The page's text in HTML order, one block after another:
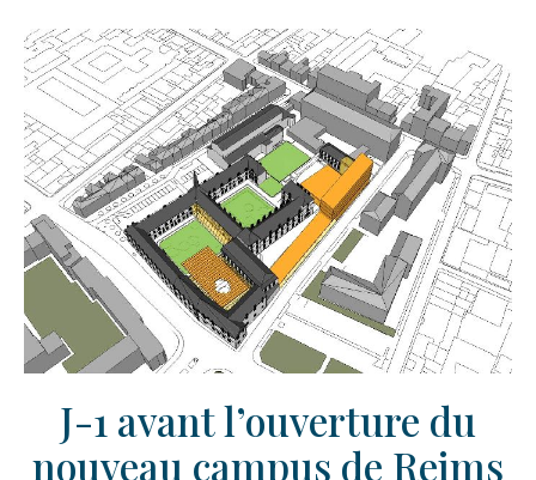
J-1 avant l’ouverture du
nouveau campus de Reims